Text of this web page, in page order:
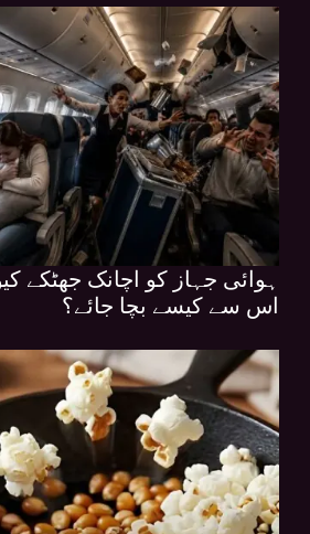
ہوائی جہاز کو اچانک جھٹکے
اس سے کیسے بچا جائے؟